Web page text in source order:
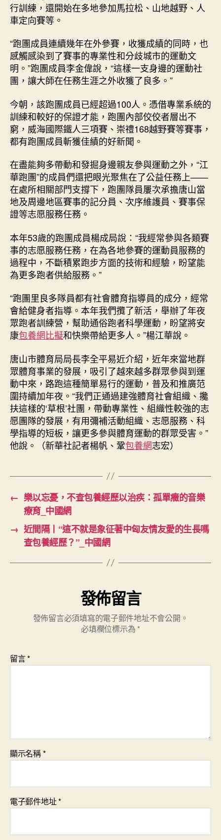
行訓練，還開始在多地參加馬拉松、山地越野、人
車定向賽等。
“跑團成員連續幾年在外參賽，收獲成績的同時，也
感觸感染到了賽事的專業性和分歧城市的運動文
明。”跑團成員李金偉說，“這樣一支身邊的運動社
團，讓大師在任務生涯之外收獲了良多。”
今朝，該跑團成員已經超過100人。憑借專業系統的
訓練和較好的保證才能，跑團內部佼佼者層出不
窮，威海國際鐵人三項賽、崇禮168越野賽等賽事，
都有跑團成員斬獲佳績的好新聞。
在盡能夠多帶動和發掘身邊親友參與運動之外，“江
華跑團”的成員們還把眼光聚焦在了公益任務上——
在處所相關部門支撐下，跑團隊員屢次承擔唐山當
地及周邊地區賽事的記分員、次序維護員、賽事保
證等志愿服務任務。
本年53歲的跑團成員楊成局說：“我經常參與各類賽
事的志愿服務任務，在為各地參賽的運動員服務的
過程中，不斷積累跑步方面的技術和經驗，盼望能
為更多跑者供給服務。”
“跑團里良多隊員都有社會體育指導員的成分，經常
會給健身者指導。本年我們攬了新活，舉辦了年夜
眾跑者訓練營，幫助通俗跑者科學運動，盼望將安
康包養網比擬和快樂帶給更多人。”楊江華說。
唐山市體育局局長李全平易近介紹，近年來當地群
眾體育事業的發展，吸引了越來越多群眾參與到運
動中來，路跑這種簡單易行的運動，普及和推廣范
圍持續加年夜。“我們正通過建強體育社會組織、攙
扶這樣的‘草根’社團，帶動專業性、組織性較強的志
愿團隊的發展，有用彌補活動組織、志愿服務、科
學指導的短板，讓更多參與體育運動的群眾受害。”
他說。（新華社記者楊帆、鞏包養網志宏）
← 樂以忘憂，不查包養經歷以治疾：孤單癥的音樂
療育_中國網
→ 近間隔丨“這不就是象征著中匈友情友愛的生長嗎
查包養經歷？”_中國網
發佈留言
發佈留言必須填寫的電子郵件地址不會公開。
必填欄位標示為 *
留言*
顯示名稱*
電子郵件地址*